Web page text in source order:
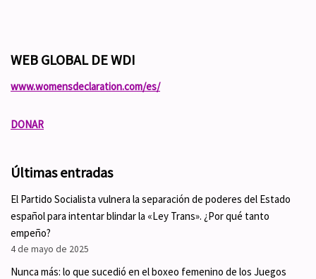
WEB GLOBAL DE WDI
www.womensdeclaration.com/es/
DONAR
Últimas entradas
El Partido Socialista vulnera la separación de poderes del Estado
español para intentar blindar la «Ley Trans». ¿Por qué tanto
empeño?
4 de mayo de 2025
Nunca más: lo que sucedió en el boxeo femenino de los Juegos